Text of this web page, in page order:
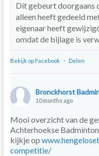
Dit gebeurt doorgaans
alleen heeft gedeeld
eigenaar heeft
omdat de bijlage is
Bekijk op Facebook · Delen
Bronckhorst
10 months ago
Mooi overzicht van de
Achterhoekse
kijkje op
competitie/